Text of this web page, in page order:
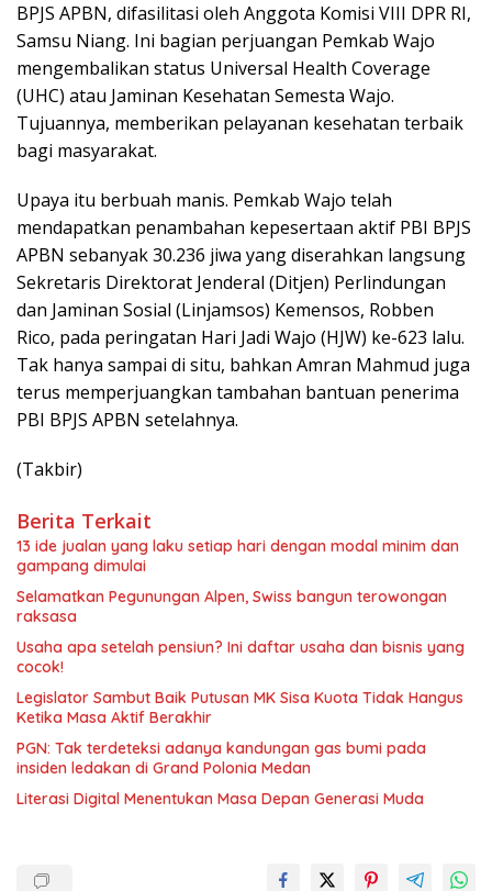
BPJS APBN, difasilitasi oleh Anggota Komisi VIII DPR RI,
Samsu Niang. Ini bagian perjuangan Pemkab Wajo
mengembalikan status Universal Health Coverage
(UHC) atau Jaminan Kesehatan Semesta Wajo.
Tujuannya, memberikan pelayanan kesehatan terbaik
bagi masyarakat.
Upaya itu berbuah manis. Pemkab Wajo telah
mendapatkan penambahan kepesertaan aktif PBI BPJS
APBN sebanyak 30.236 jiwa yang diserahkan langsung
Sekretaris Direktorat Jenderal (Ditjen) Perlindungan
dan Jaminan Sosial (Linjamsos) Kemensos, Robben
Rico, pada peringatan Hari Jadi Wajo (HJW) ke-623 lalu.
Tak hanya sampai di situ, bahkan Amran Mahmud juga
terus memperjuangkan tambahan bantuan penerima
PBI BPJS APBN setelahnya.
(Takbir)
Berita Terkait
13 ide jualan yang laku setiap hari dengan modal minim dan
gampang dimulai
Selamatkan Pegunungan Alpen, Swiss bangun terowongan
raksasa
Usaha apa setelah pensiun? Ini daftar usaha dan bisnis yang
cocok!
Legislator Sambut Baik Putusan MK Sisa Kuota Tidak Hangus
Ketika Masa Aktif Berakhir
PGN: Tak terdeteksi adanya kandungan gas bumi pada
insiden ledakan di Grand Polonia Medan
Literasi Digital Menentukan Masa Depan Generasi Muda